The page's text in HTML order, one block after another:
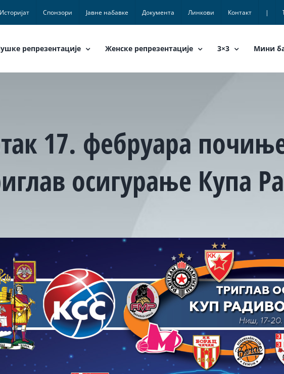
Историјат Спонзори Јавне набавке Документа Линкови Контакт |
репрезентације Женске репрезентације 3×3 Мини
17. фебруара
осигурање Купа